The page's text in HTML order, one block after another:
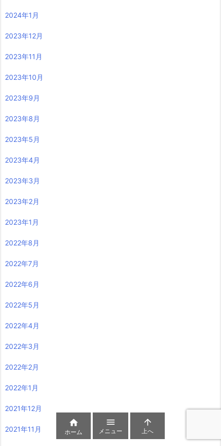
2024年1月
2023年12月
2023年11月
2023年10月
2023年9月
2023年8月
2023年5月
2023年4月
2023年3月
2023年2月
2023年1月
2022年8月
2022年7月
2022年6月
2022年5月
2022年4月
2022年3月
2022年2月
2022年1月
2021年12月
2021年11月

ホーム

メニュー

上へ